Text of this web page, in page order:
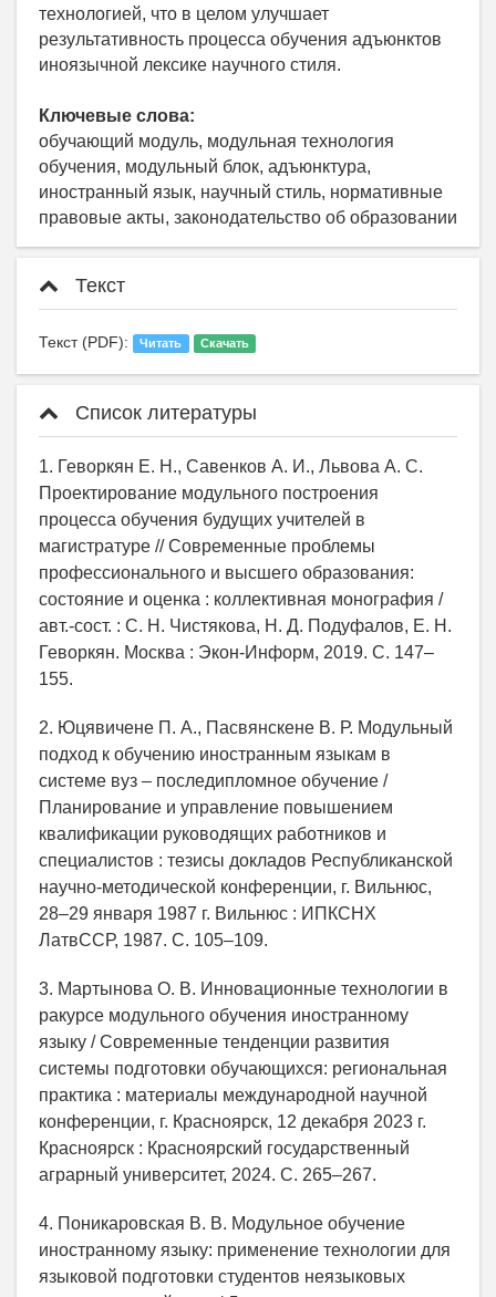
технологией, что в целом улучшает
результативность процесса обучения адъюнктов
иноязычной лексике научного стиля.
Ключевые слова:
обучающий модуль, модульная технология
обучения, модульный блок, адъюнктура,
иностранный язык, научный стиль, нормативные
правовые акты, законодательство об образовании
Текст
Текст (PDF): Читать Скачать
Список литературы
1. Геворкян Е. Н., Савенков А. И., Львова А. С.
Проектирование модульного построения
процесса обучения будущих учителей в
магистратуре // Современные проблемы
профессионального и высшего образования:
состояние и оценка : коллективная монография /
авт.-сост. : С. Н. Чистякова, Н. Д. Подуфалов, Е. Н.
Геворкян. Москва : Экон-Информ, 2019. С. 147–
155.
2. Юцявичене П. А., Пасвянскене В. Р. Модульный
подход к обучению иностранным языкам в
системе вуз – последипломное обучение /
Планирование и управление повышением
квалификации руководящих работников и
специалистов : тезисы докладов Республиканской
научно-методической конференции, г. Вильнюс,
28–29 января 1987 г. Вильнюс : ИПКСНХ
ЛатвССР, 1987. С. 105–109.
3. Мартынова О. В. Инновационные технологии в
ракурсе модульного обучения иностранному
языку / Современные тенденции развития
системы подготовки обучающихся: региональная
практика : материалы международной научной
конференции, г. Красноярск, 12 декабря 2023 г.
Красноярск : Красноярский государственный
аграрный университет, 2024. С. 265–267.
4. Поникаровская В. В. Модульное обучение
иностранному языку: применение технологии для
языковой подготовки студентов неязыковых